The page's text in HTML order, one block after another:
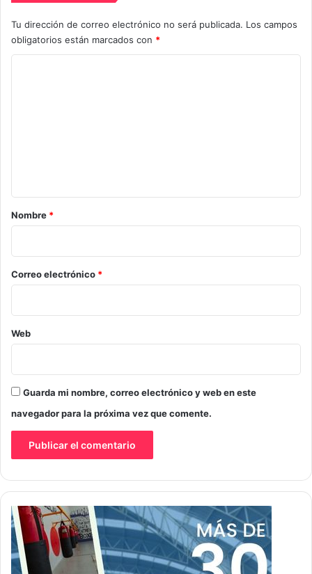
Tu dirección de correo electrónico no será publicada. Los campos
obligatorios están marcados con *
r
o
*
Nombre *
Correo electrónico *
Web
Guarda mi nombre, correo electrónico y web en este
navegador para la próxima vez que comente.